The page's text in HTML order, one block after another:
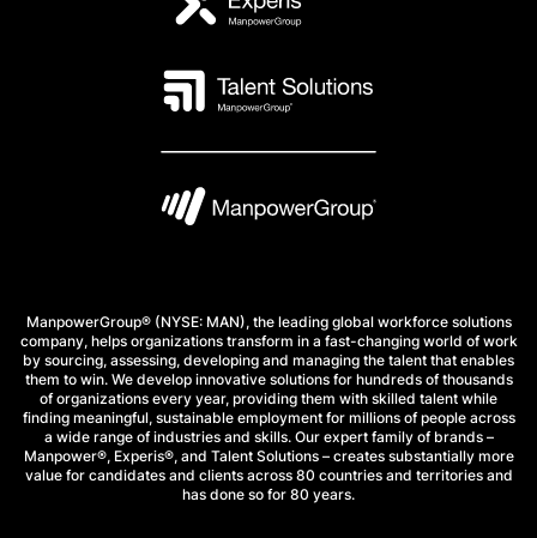
ManpowerGroup® (NYSE: MAN), the leading global workforce solutions
company, helps organizations transform in a fast-changing world of work
by sourcing, assessing, developing and managing the talent that enables
them to win. We develop innovative solutions for hundreds of thousands
of organizations every year, providing them with skilled talent while
finding meaningful, sustainable employment for millions of people across
a wide range of industries and skills. Our expert family of brands –
Manpower®, Experis®, and Talent Solutions – creates substantially more
value for candidates and clients across 80 countries and territories and
has done so for 80 years.